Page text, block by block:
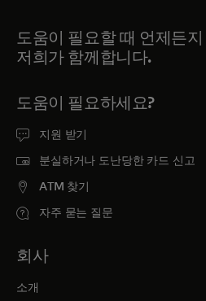
도움이 필요할 때 언제든지
저희가 함께합니다.
도움이 필요하세요?
지원 받기
분실하거나 도난당한 카드 신고
ATM 찾기
자주 묻는 질문
회사
소개